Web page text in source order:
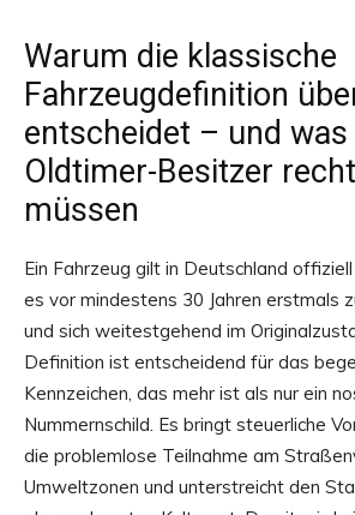
Warum die klassische
Fahrzeugdefinition
entscheidet – und was
Oldtimer-Besitzer
müssen
Ein Fahrzeug gilt in Deutschland
es vor mindestens 30 Jahren erstmals
und sich weitestgehend im
Definition ist entscheidend für das
Kennzeichen, das mehr ist als nur ein
Nummernschild. Es bringt steuerliche
die problemlose Teilnahme am
Umweltzonen und unterstreicht den